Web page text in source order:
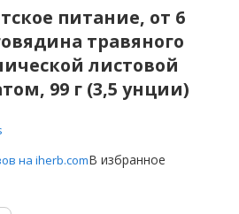
питание, от 6
травяного
листовой
99 г (3,5 унции)
на iherb.comВ избранное